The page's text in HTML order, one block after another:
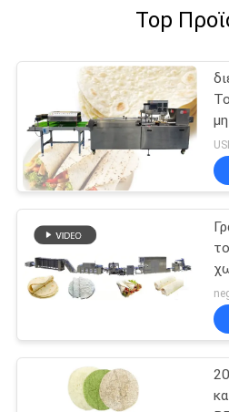
Top